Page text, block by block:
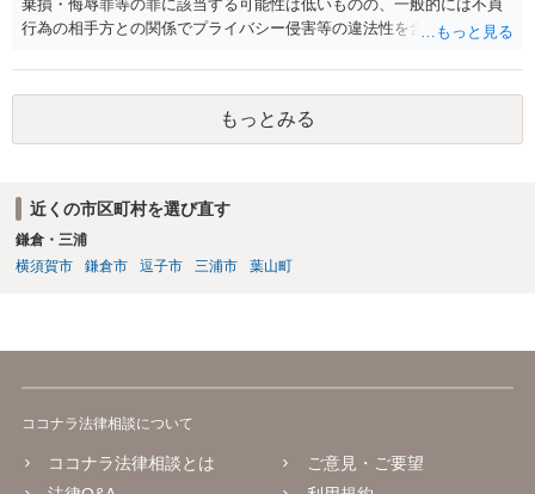
棄損・侮辱罪等の罪に該当する可能性は低いものの、一般的には不貞
行為の相手方との関係でプライバシー侵害等の違法性を含む行為で
ため、弁護士としては推奨しないことが一般的かと思います。
もっとみる
近くの市区町村を選び直す
鎌倉・三浦
横須賀市
鎌倉市 逗子市 三浦市 葉山町
ココナラ法律相談について
ココナラ法律相談とは
ご意見・ご要望